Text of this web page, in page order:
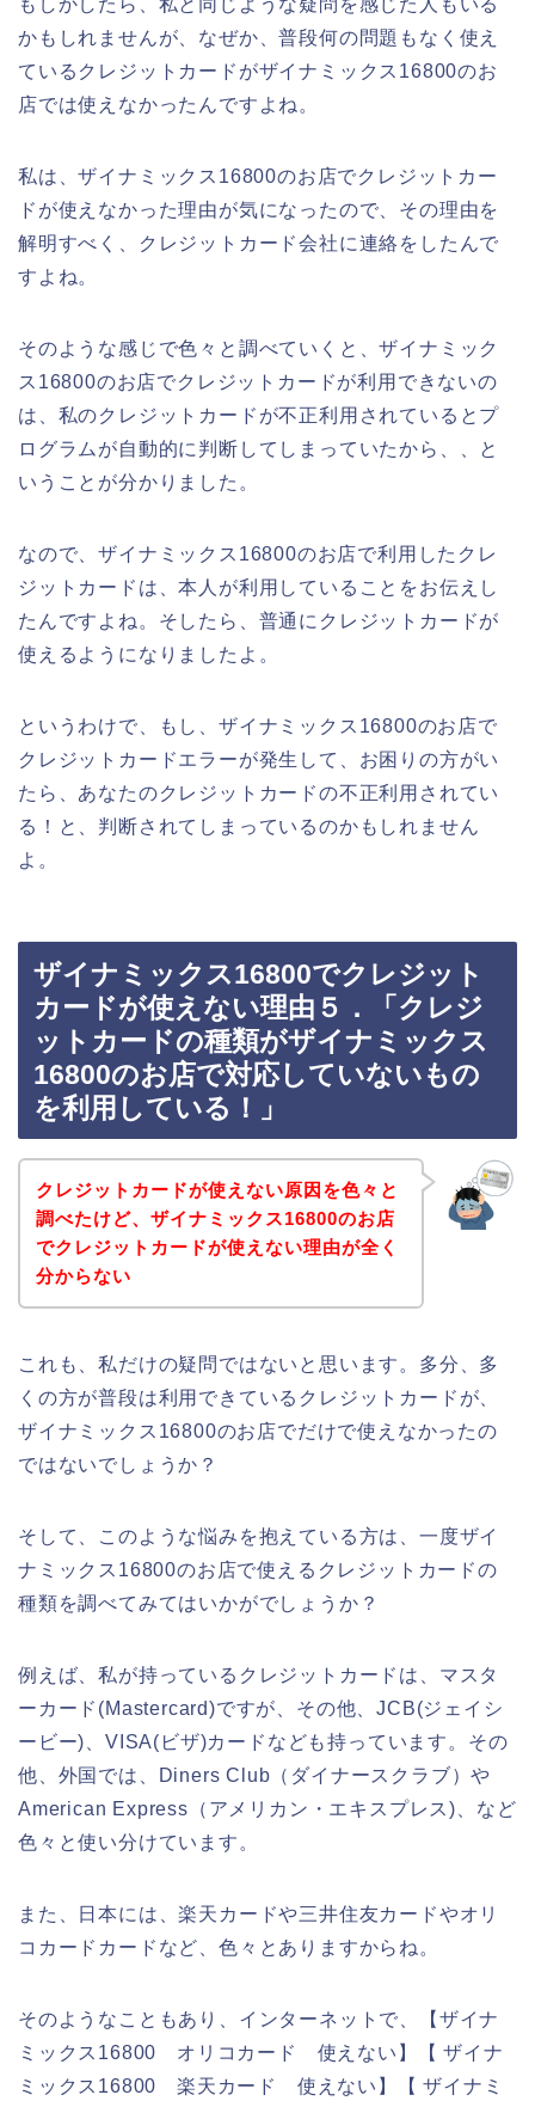
かもしれませんが、なぜか、普段何の問題もなく使え
ているクレジットカードがザイナミックス16800のお
店では使えなかったんですよね。
私は、ザイナミックス16800のお店でクレジットカー
ドが使えなかった理由が気になったので、その理由を
解明すべく、クレジットカード会社に連絡をしたんで
すよね。
そのような感じで色々と調べていくと、ザイナミック
ス16800のお店でクレジットカードが利用できないの
は、私のクレジットカードが不正利用されているとプ
ログラムが自動的に判断してしまっていたから、、と
いうことが分かりました。
なので、ザイナミックス16800のお店で利用したクレ
ジットカードは、本人が利用していることをお伝えし
たんですよね。そしたら、普通にクレジットカードが
使えるようになりましたよ。
というわけで、もし、ザイナミックス16800のお店で
クレジットカードエラーが発生して、お困りの方がい
たら、あなたのクレジットカードの不正利用されてい
る！と、判断されてしまっているのかもしれません
よ。
ザイナミックス16800でクレジット
カードが使えない理由５．「クレジ
ットカードの種類がザイナミックス
16800のお店で対応していないもの
を利用している！」
クレジットカードが使えない原因を色々と
調べたけど、ザイナミックス16800のお店
でクレジットカードが使えない理由が全く
分からない
これも、私だけの疑問ではないと思います。多分、多
くの方が普段は利用できているクレジットカードが、
ザイナミックス16800のお店でだけで使えなかったの
ではないでしょうか？
そして、このような悩みを抱えている方は、一度ザイ
ナミックス16800のお店で使えるクレジットカードの
種類を調べてみてはいかがでしょうか？
例えば、私が持っているクレジットカードは、マスタ
ーカード(Mastercard)ですが、その他、JCB(ジェイシ
ービー)、VISA(ビザ)カードなども持っています。その
他、外国では、Diners Club（ダイナースクラブ）や
American Express（アメリカン・エキスプレス)、など
色々と使い分けています。
また、日本には、楽天カードや三井住友カードやオリ
コカードカードなど、色々とありますからね。
そのようなこともあり、インターネットで、【ザイナ
ミックス16800 オリコカード 使えない】【 ザイナ
ミックス16800 楽天カード 使えない】【 ザイナミ